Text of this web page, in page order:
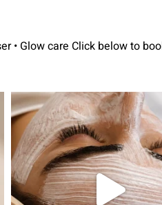
Laser • Glow careClick below to
קורה! מועדון החברות שלנו סוף סוף נפתח. מהיום,